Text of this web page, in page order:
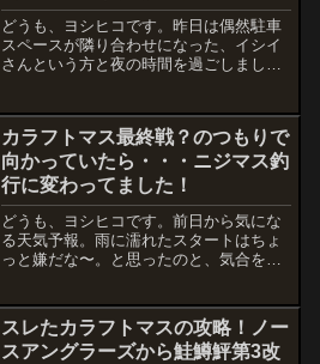
どうも、ヨシヒコです。昨日は偶然駐車
スペースが隣り合わせになった、イシイ
さんという方と夜の時間を過ごしまし
来年！そんな言葉を交わす仲間がたくさ
んいるとおっしゃってまし...
カラフトマス最終戦？のつもりで
向かっていたら・・・ニジマス釣
行に変わってました！
どうも、ヨシヒコです。前日から気にな
る天気予報。雨に濡れたスタートはちょ
っと嫌だな〜。と思ったのと、気合を入
くらいに出発して向かって、2回目の満潮
時に期待してみる。あ...
スレたカラフトマスの攻略！ノー
スアングラーズから鮭鱒鮃第3改